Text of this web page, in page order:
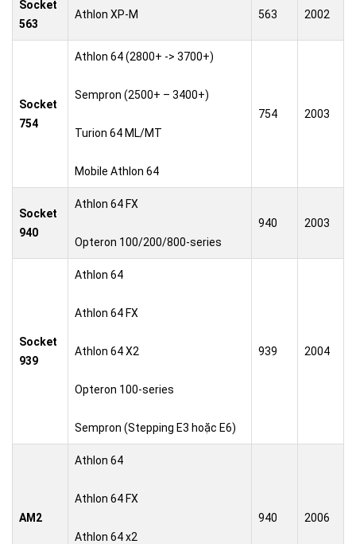
Socket
563
Athlon XP-M 563 2002
Socket
754
Athlon 64 (2800+ -> 3700+)
Sempron (2500+ – 3400+)
Turion 64 ML/MT
Mobile Athlon 64
754 2003
Socket
940
Athlon 64 FX
Opteron 100/200/800-series
940 2003
Socket
939
Athlon 64
Athlon 64 FX
Athlon 64 X2
Opteron 100-series
Sempron (Stepping E3 hoặc E6)
939 2004
AM2
Athlon 64
Athlon 64 FX
Athlon 64 x2
940 2006